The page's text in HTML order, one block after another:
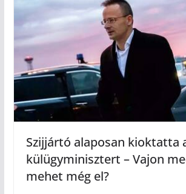
Szijjártó alaposan kioktatta
külügyminisztert – Vajon
mehet még el?